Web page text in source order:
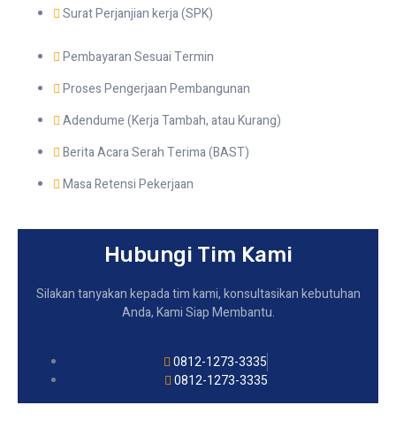
Surat Perjanjian kerja (SPK)
Pembayaran Sesuai Termin
Proses Pengerjaan Pembangunan
Adendume (Kerja Tambah, atau Kurang)
Berita Acara Serah Terima (BAST)
Masa Retensi Pekerjaan
Hubungi Tim Kami
Silakan tanyakan kepada tim kami, konsultasikan kebutuhan
Anda, Kami Siap Membantu.
0812-1273-3335
0812-1273-3335